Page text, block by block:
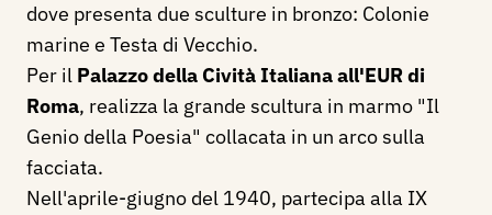
dove presenta due sculture in bronzo: Colonie
marine e Testa di Vecchio.
Per il Palazzo della Cività Italiana all'EUR di
Roma, realizza la grande scultura in marmo "Il
Genio della Poesia" collacata in un arco sulla
facciata.
Nell'aprile-giugno del 1940, partecipa alla IX